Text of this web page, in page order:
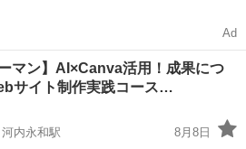
Ad
ーマン】AI×Canva活用！成果につ
サイト制作実践コース…
内永和駅
8月8日